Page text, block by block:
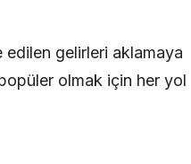
gelirleri aklamaya
olmak için her yol